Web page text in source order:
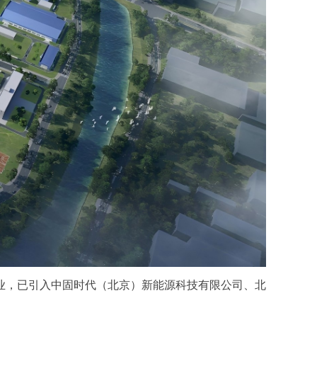
已引入中固时代（北京）新能源科技有限公司、北